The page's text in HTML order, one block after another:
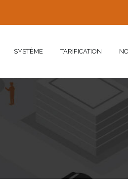
SYSTÈME TARIFICATION